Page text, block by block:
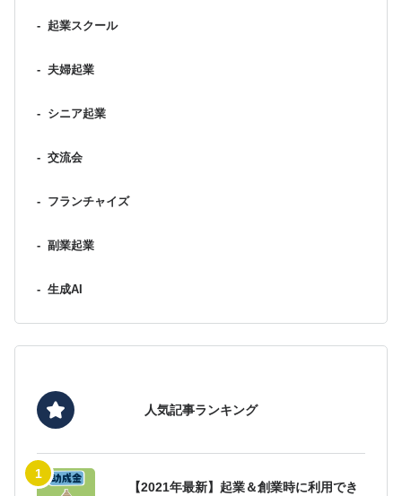
- 起業スクール
- 夫婦起業
- シニア起業
- 交流会
- フランチャイズ
- 副業起業
- 生成AI
人気記事ランキング
【2021年最新】起業＆創業時に利用でき